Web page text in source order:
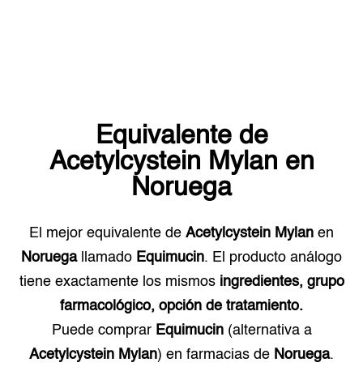
Equivalente de
Acetylcystein Mylan en
Noruega
El mejor equivalente de Acetylcystein Mylan en
Noruegallamado Equimucin. El producto análogo
tiene exactamente los mismos ingredientes, grupo
farmacológico, opción de tratamiento.
Puede comprar Equimucin(alternativa a
Acetylcystein Mylan) en farmacias de Noruega.